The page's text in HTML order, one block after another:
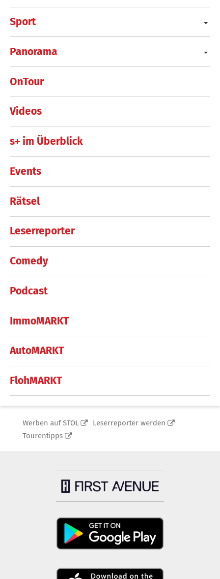
Sport
Panorama
OnTour
Videos
s+ im Überblick
Events
Rätsel
Leserreporter
Comedy
Podcast
ImmoMARKT
AutoMARKT
FlohMARKT
Werben auf STOL
Leserreporter werden
Tourentipps